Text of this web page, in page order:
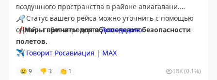
воздушного пространства в районе авиагавани.
❗️Меры приняты для обеспечения безопасности
полетов.
🔎Статус вашего рейса можно уточнить с помощью
онлайн-табло аэропортаДомодедово.
✈️ Говорит Росавиация | МАХ
😢 9 👎 3 👏 1 18K(0.1%)